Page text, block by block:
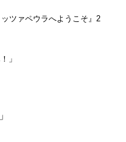
ツァペウラへようこそ』2
」